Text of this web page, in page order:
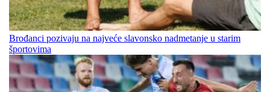
Brođanci pozivaju na najveće slavonsko nadmetanje u starim
športovima